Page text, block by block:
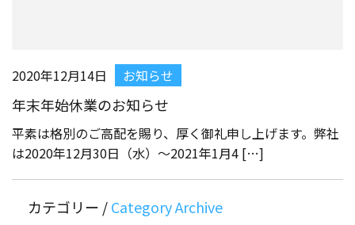
2020年12月14日 お知らせ
年末年始休業のお知らせ
平素は格別のご高配を賜り、厚く御礼申し上げます。弊社
は2020年12月30日（水）～2021年1月4 […]
カテゴリー /